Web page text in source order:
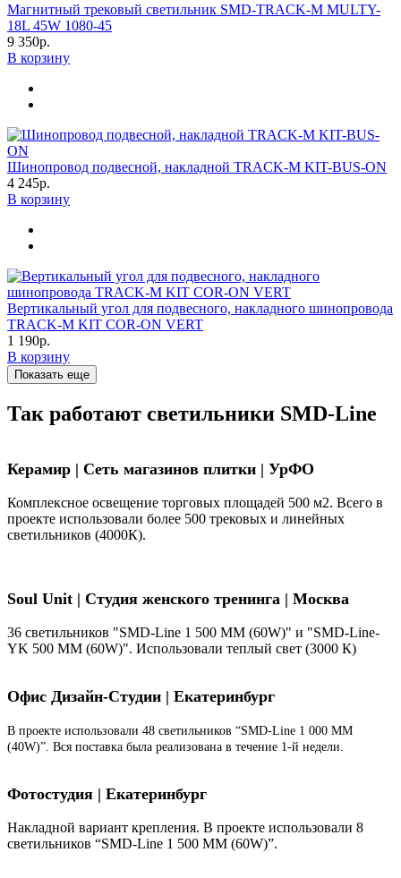
Магнитный трековый светильник SMD-TRACK-M MULTY-
18L 45W 1080-45
9 350р.
В корзину
Шинопровод подвесной, накладной TRACK-M KIT-BUS-ON
4 245р.
В корзину
Вертикальный угол для подвесного, накладного шинопровода
TRACK-M KIT COR-ON VERT
1 190р.
В корзину
Показать еще
Так работают светильники SMD-Line
Керамир | Сеть магазинов плитки | УрФО
Комплексное освещение торговых площадей 500 м2. Всего в
проекте использовали более 500 трековых и линейных
светильников (4000К).
Soul Unit | Студия женского тренинга | Москва
36 светильников "SMD-Line 1 500 ММ (60W)" и "SMD-Line-
YK 500 ММ (60W)". Использовали теплый свет (3000 К)
Офис Дизайн-Студии | Екатеринбург
В проекте использовали 48 светильников “SMD-Line 1 000 ММ
(40W)”. Вся поставка была реализована в течение 1-й недели.
Фотостудия | Екатеринбург
Накладной вариант крепления. В проекте использовали 8
светильников “SMD-Line 1 500 ММ (60W)”.